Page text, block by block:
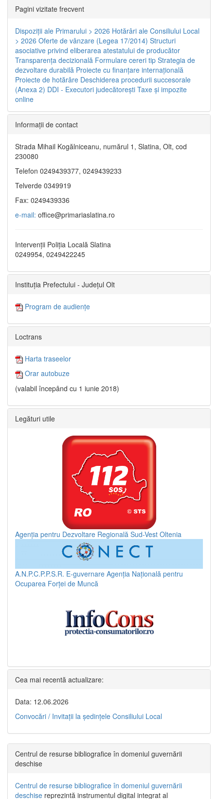
Pagini vizitate frecvent
Dispoziţii ale Primarului > 2026 Hotărâri ale Consiliului Local
> 2026 Oferte de vânzare (Legea 17/2014) Structuri
asociative privind eliberarea atestatului de producător
Transparenţa decizională Formulare cereri tip Strategia de
dezvoltare durabilă Proiecte cu finanţare internaţională
Proiecte de hotărâre Deschiderea procedurii succesorale
(Anexa 2) DDI - Executori judecătorești Taxe şi impozite
online
Informaţii de contact
Strada Mihail Kogălniceanu, numărul 1, Slatina, Olt, cod
230080
Telefon 0249439377, 0249439233
Telverde 0349919
Fax: 0249439336
e-mail: office@primariaslatina.ro
Intervenții Poliția Locală Slatina
0249954, 0249422245
Instituția Prefectului - Județul Olt
Program de audiențe
Loctrans
Harta traseelor
Orar autobuze
(valabil începând cu 1 iunie 2018)
Legături utile
Agenția pentru Dezvoltare Regională Sud-Vest Oltenia
A.N.P.C.P.P.S.R. E-guvernare Agenția Națională pentru
Ocuparea Forței de Muncă
Cea mai recentă actualizare:
Data: 12.06.2026
Convocări / Invitaţii la şedinţele Consiliului Local
Centrul de resurse bibliografice în domeniul guvernării
deschise
Centrul de resurse bibliografice în domeniul guvernării
deschise reprezintă instrumentul digital integrat al